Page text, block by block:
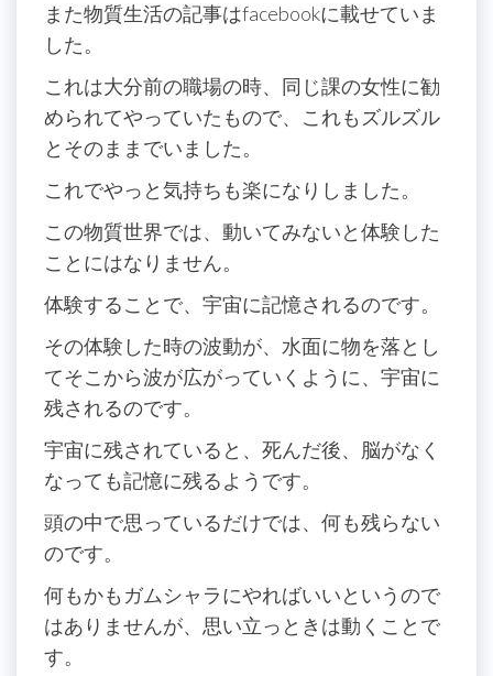
また物質生活の記事はfacebookに載せていま
した。
これは大分前の職場の時、同じ課の女性に勧
められてやっていたもので、これもズルズル
とそのままでいました。
これでやっと気持ちも楽になりしました。
この物質世界では、動いてみないと体験した
ことにはなりません。
体験することで、宇宙に記憶されるのです。
その体験した時の波動が、水面に物を落とし
てそこから波が広がっていくように、宇宙に
残されるのです。
宇宙に残されていると、死んだ後、脳がなく
なっても記憶に残るようです。
頭の中で思っているだけでは、何も残らない
のです。
何もかもガムシャラにやればいいというので
はありませんが、思い立っときは動くことで
す。